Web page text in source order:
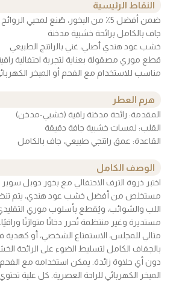
النقاط الرئيسية
ضمن أفضل 5٪ من البخور، صُنع لمحبي الروائح الفاخرة
جاف بالكامل برائحة خشبية مدخنة
خشب عود هندي أصلي، غني بالراتنج الطبيعي
قطع موري مصقولة بعناية لتجربة احتفالية
مناسب للاستخدام مع الفحم أو المبخر
هرم العطر
المقدمة: رائحة مدخنة راقية (خشبي-مدخن)
القلب: لمسات خشبية جافة دقيقة
القاعدة: عمق راتنجي طبيعي، جاف بالكامل
الوصف الكامل
اختبر ذروة الترف الاحتفالي مع بخور دوبل
مستخلص من أفضل خشب عود هندي، يتم
اللب والشوائب، ويُقطع بأسلوب موري
مستديرة وغير منتظمة تُحرر دخانًا متوازنًا وراقيًا.
مثالي للمجلس، الاستمتاع الشخصي، أو كهدية
بالجفاف الكامل لتسليط الضوء على الرائحة
دون أي حلاوة زائدة. يمكن استخدامه مع الفحم